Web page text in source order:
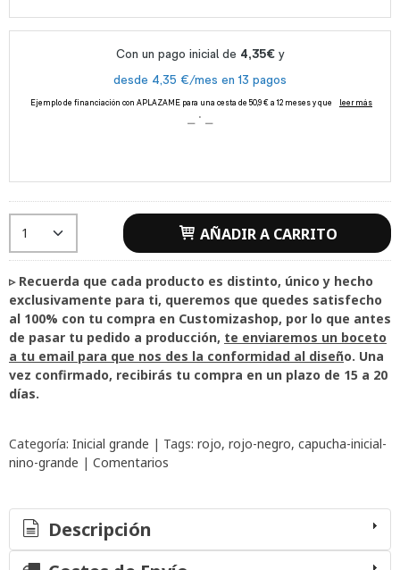
AÑADIR A CARRITO
▹ Recuerda que cada producto es distinto, único y hecho
exclusivamente para ti, queremos que quedes satisfecho
al 100% con tu compra en Customizashop, por lo que antes
de pasar tu pedido a producción, te enviaremos un boceto
a tu email para que nos des la conformidad al diseño. Una
vez confirmado, recibirás tu compra en un plazo de 15 a 20
días.
Categoría: Inicial grande | Tags: rojo rojo-negro capucha-inicial-
nino-grande | Comentarios
Descripción